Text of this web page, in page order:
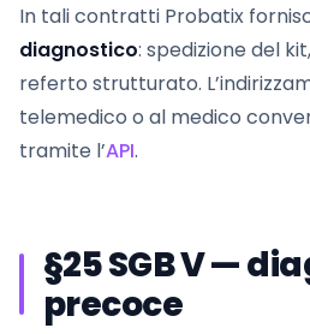
In tali contratti Probatix
diagnostico: spedizione del
referto strutturato.
telemedico o al medico
tramite l’API.
§25 SGB V —
precoce